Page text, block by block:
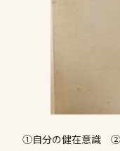
①自分の健在意識